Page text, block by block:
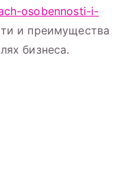
osobennosti-i-
и преимущества
бизнеса.